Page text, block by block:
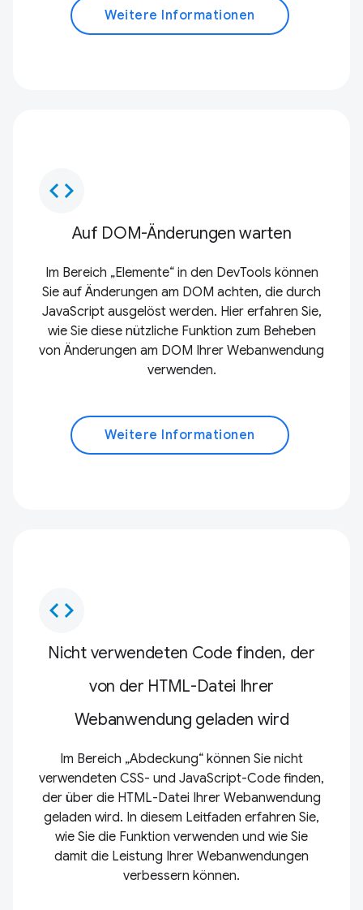
Weitere Informationen
code
Auf DOM-Änderungen warten
Im Bereich „Elemente“ in den DevTools können
Sie auf Änderungen am DOM achten, die durch
JavaScript ausgelöst werden. Hier erfahren Sie,
wie Sie diese nützliche Funktion zum Beheben
von Änderungen am DOM Ihrer Webanwendung
verwenden.
Weitere Informationen
code
Nicht verwendeten Code finden, der
von der HTML-Datei Ihrer
Webanwendung geladen wird
Im Bereich „Abdeckung“ können Sie nicht
verwendeten CSS- und JavaScript-Code finden,
der über die HTML-Datei Ihrer Webanwendung
geladen wird. In diesem Leitfaden erfahren Sie,
wie Sie die Funktion verwenden und wie Sie
damit die Leistung Ihrer Webanwendungen
verbessern können.